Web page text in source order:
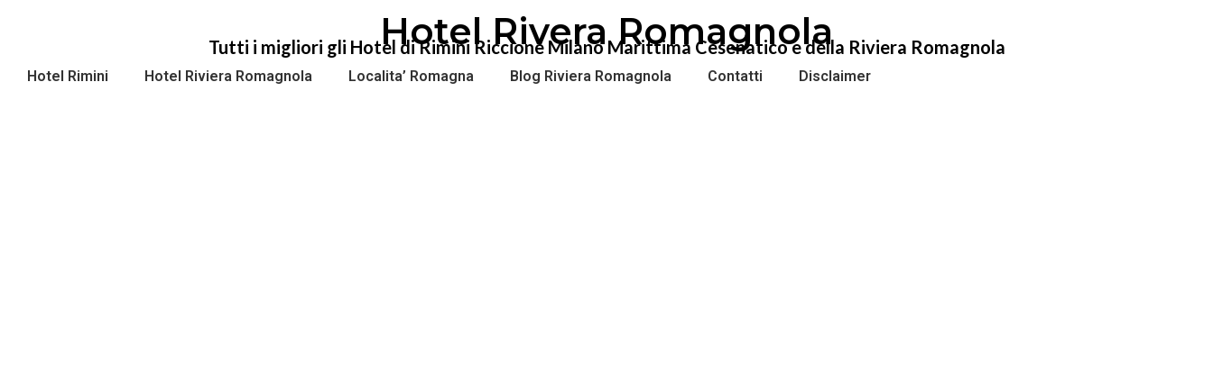
Hotel Rivera Romagnola
Tutti i migliori gli Hotel di Rimini Riccione Milano Marittima Cesenatico e della Riviera Romagnola
Hotel Rimini Hotel Riviera Romagnola Localita’ Romagna Blog Riviera Romagnola Contatti Disclaimer